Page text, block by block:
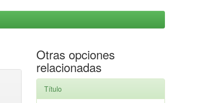
Otras opciones
relacionadas
Título